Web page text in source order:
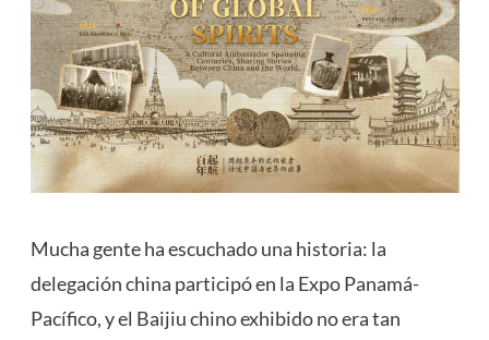
Mucha gente ha escuchado una historia: la
delegación china participó en la Expo Panamá-
Pacífico, y el Baijiu chino exhibido no era tan